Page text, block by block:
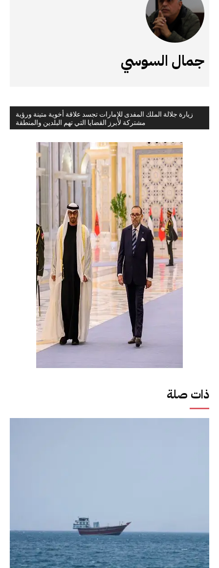
زيارة جلالة الملك المفدى للإمارات تجسد علاقة أخوية متينة ورؤية
مشتركة لأبرز القضايا التي تهم البلدين والمنطقة
ذات صلة
جمال السوسي